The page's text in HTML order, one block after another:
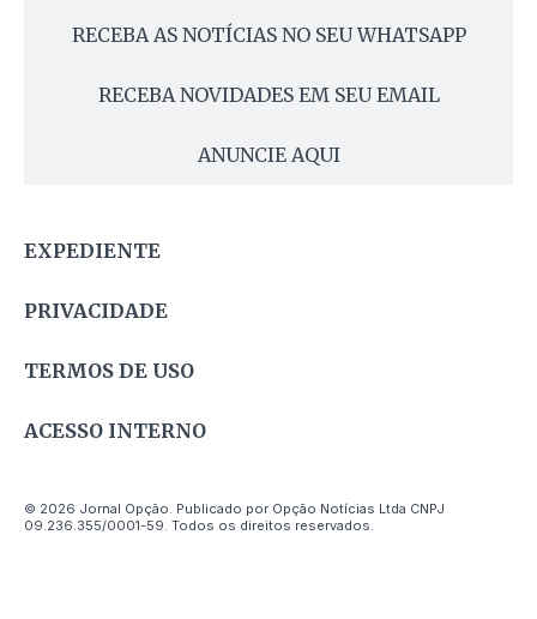
RECEBA AS NOTÍCIAS NO SEU WHATSAPP
RECEBA NOVIDADES EM SEU EMAIL
ANUNCIE AQUI
EXPEDIENTE
PRIVACIDADE
TERMOS DE USO
ACESSO INTERNO
© 2026 Jornal Opção. Publicado por Opção Notícias Ltda CNPJ
09.236.355/0001-59. Todos os direitos reservados.